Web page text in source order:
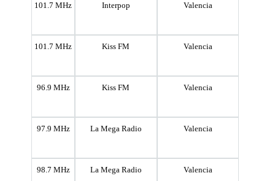
101.7 MHz Interpop Valencia
101.7 MHz Kiss FM Valencia
96.9 MHz Kiss FM Valencia
97.9 MHz La Mega Radio Valencia
98.7 MHz La Mega Radio Valencia